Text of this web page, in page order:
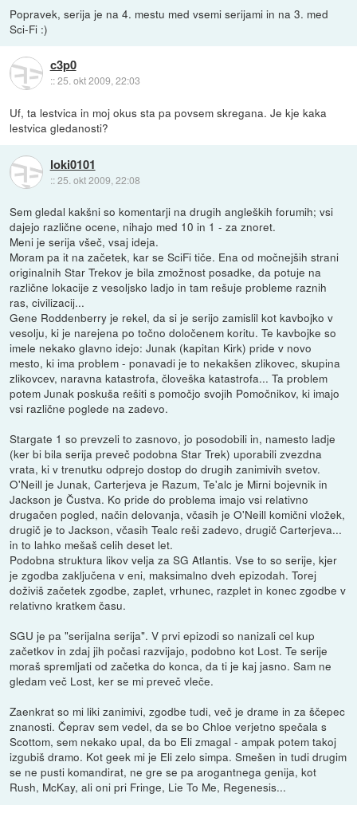
Popravek, serija je na 4. mestu med vsemi serijami in na 3. med
Sci-Fi :)
c3p0
::25. okt 2009, 22:03
Uf, ta lestvica in moj okus sta pa povsem skregana. Je kje kaka
lestvica gledanosti?
loki0101
::25. okt 2009, 22:08
Sem gledal kakšni so komentarji na drugih angleških forumih; vsi
dajejo različne ocene, nihajo med 10 in 1 - za znoret.
Meni je serija všeč, vsaj ideja.
Moram pa it na začetek, kar se SciFi tiče. Ena od močnejših strani
originalnih Star Trekov je bila zmožnost posadke, da potuje na
različne lokacije z vesoljsko ladjo in tam rešuje probleme raznih
ras, civilizacij...
Gene Roddenberry je rekel, da si je serijo zamislil kot kavbojko v
vesolju, ki je narejena po točno določenem koritu. Te kavbojke so
imele nekako glavno idejo: Junak (kapitan Kirk) pride v novo
mesto, ki ima problem - ponavadi je to nekakšen zlikovec, skupina
zlikovcev, naravna katastrofa, človeška katastrofa... Ta problem
potem Junak poskuša rešiti s pomočjo svojih Pomočnikov, ki imajo
vsi različne poglede na zadevo.
Stargate 1 so prevzeli to zasnovo, jo posodobili in, namesto ladje
(ker bi bila serija preveč podobna Star Trek) uporabili zvezdna
vrata, ki v trenutku odprejo dostop do drugih zanimivih svetov.
O'Neill je Junak, Carterjeva je Razum, Te'alc je Mirni bojevnik in
Jackson je Čustva. Ko pride do problema imajo vsi relativno
drugačen pogled, način delovanja, včasih je O'Neill komični vložek,
drugič je to Jackson, včasih Tealc reši zadevo, drugič Carterjeva...
in to lahko mešaš celih deset let.
Podobna struktura likov velja za SG Atlantis. Vse to so serije, kjer
je zgodba zaključena v eni, maksimalno dveh epizodah. Torej
doživiš začetek zgodbe, zaplet, vrhunec, razplet in konec zgodbe v
relativno kratkem času.
SGU je pa "serijalna serija". V prvi epizodi so nanizali cel kup
začetkov in zdaj jih počasi razvijajo, podobno kot Lost. Te serije
moraš spremljati od začetka do konca, da ti je kaj jasno. Sam ne
gledam več Lost, ker se mi preveč vleče.
Zaenkrat so mi liki zanimivi, zgodbe tudi, več je drame in za ščepec
znanosti. Čeprav sem vedel, da se bo Chloe verjetno spečala s
Scottom, sem nekako upal, da bo Eli zmagal - ampak potem takoj
izgubiš dramo. Kot geek mi je Eli zelo simpa. Smešen in tudi drugim
se ne pusti komandirat, ne gre se pa arogantnega genija, kot
Rush, McKay, ali oni pri Fringe, Lie To Me, Regenesis...